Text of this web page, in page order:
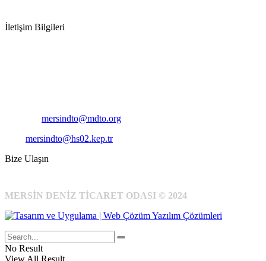
İletişim Bilgileri
mersindto@mdto.org
mersindto@hs02.kep.tr
Bize Ulaşın
MERSİN DENİZ TİCARET ODASI © 2024
No Result
View All Result